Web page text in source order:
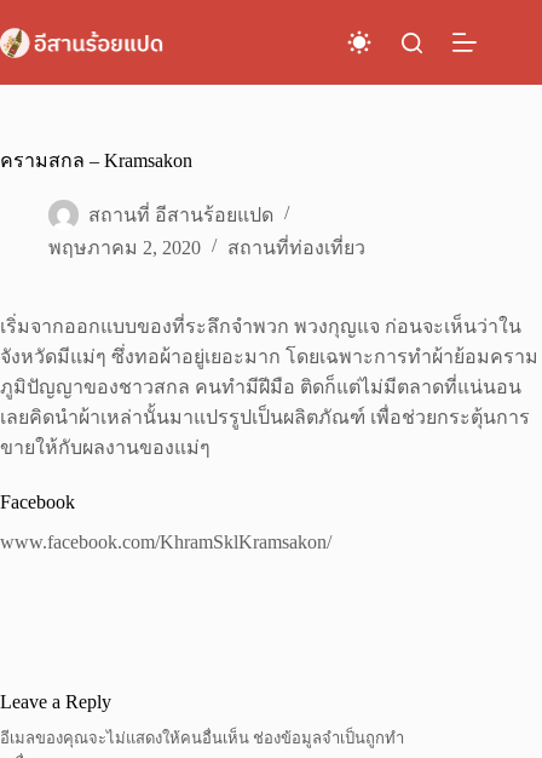
to
content
ครามสกล – Kramsakon
สถานที่ อีสานร้อยแปด
พฤษภาคม 2, 2020
สถานที่ท่องเที่ยว
เริ่มจากออกแบบของที่ระลึกจำพวก พวงกุญแจ ก่อนจะเห็นว่าใน
จังหวัดมีแม่ๆ ซึ่งทอผ้าอยู่เยอะมาก โดยเฉพาะการทำผ้าย้อมคราม
ภูมิปัญญาของชาวสกล คนทำมีฝีมือ ติดก็แต่ไม่มีตลาดที่แน่นอน
เลยคิดนำผ้าเหล่านั้นมาแปรรูปเป็นผลิตภัณฑ์ เพื่อช่วยกระตุ้นการ
ขายให้กับผลงานของแม่ๆ
Facebook
www.facebook.com/KhramSklKramsakon/
Leave a Reply
อีเมลของคุณจะไม่แสดงให้คนอื่นเห็น ช่องข้อมูลจำเป็นถูกทำ